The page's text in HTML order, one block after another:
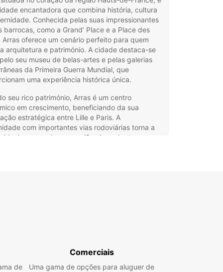
encantadora que combina história, cultura
Conhecida pelas suas impressionantes
barrocas, como a Grand’ Place e a Place des
Arras oferece um cenário perfeito para quem
arquitetura e património. A cidade destaca-se
seu museu de belas-artes e pelas galerias
da Primeira Guerra Mundial, que
uma experiência histórica única.
seu rico património, Arras é um centro
em crescimento, beneficiando da sua
estratégica entre Lille e Paris. A
com importantes vias rodoviárias torna a
ideal para explorar a região circundante,
entre uma vasta gama de veículos, desde
de
Comerciais
Uma gama de opções para aluguer de